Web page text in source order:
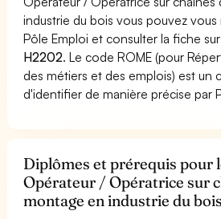
industrie du bois vous pouvez
Pôle Emploi et consulter la fiche
H2202. Le code ROME (pour
des métiers et des emplois) est un
d'identifier de manière précise par
Diplômes et prérequis pour
Opérateur / Opératrice sur
montage en industrie du bois